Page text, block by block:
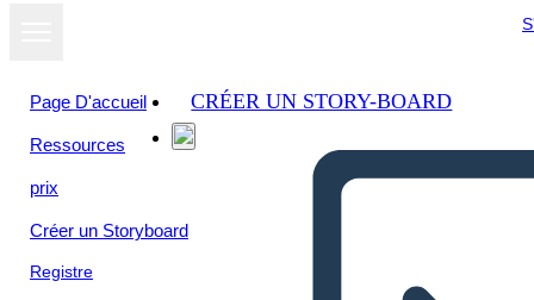
Page D'accueil
Ressources
prix
Créer un Storyboard
Registre
CRÉER UN STORY-BOARD